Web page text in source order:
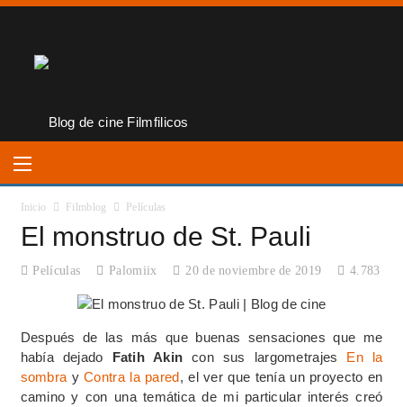
Inicio Filmblog Películas
El monstruo de St. Pauli
Películas Palomiix 20 de noviembre de 2019 4.783
Después de las más que buenas sensaciones que me
había dejado Fatih Akin con sus largometrajes En la
sombra yContra la pared, el ver que tenía un proyecto en
camino y con una temática de mi particular interés creó